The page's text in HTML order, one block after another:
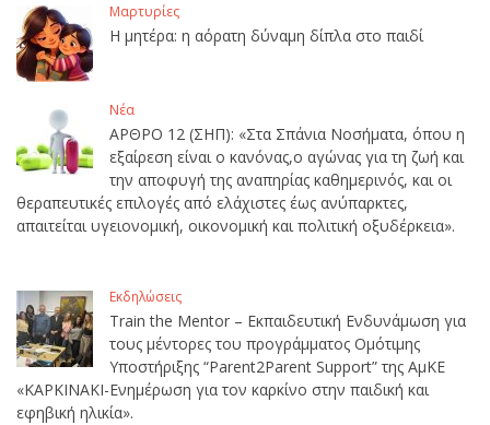
Μαρτυρίες
Η μητέρα: η αόρατη δύναμη δίπλα στο παιδί
Νέα
ΑΡΘΡΟ 12 (ΣΗΠ): «Στα Σπάνια Νοσήματα, όπου η
εξαίρεση είναι ο κανόνας,ο αγώνας για τη ζωή και
την αποφυγή της αναπηρίας καθημερινός, και οι
θεραπευτικές επιλογές από ελάχιστες έως ανύπαρκτες,
απαιτείται υγειονομική, οικονομική και πολιτική οξυδέρκεια».
Εκδηλώσεις
Train the Mentor – Εκπαιδευτική Ενδυνάμωση για
τους μέντορες του προγράμματος Ομότιμης
Υποστήριξης “Parent2Parent Support” της ΑμΚΕ
«ΚΑΡΚΙΝΑΚΙ-Ενημέρωση για τον καρκίνο στην παιδική και
εφηβική ηλικία».